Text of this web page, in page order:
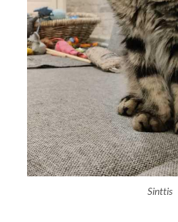
Sinttis